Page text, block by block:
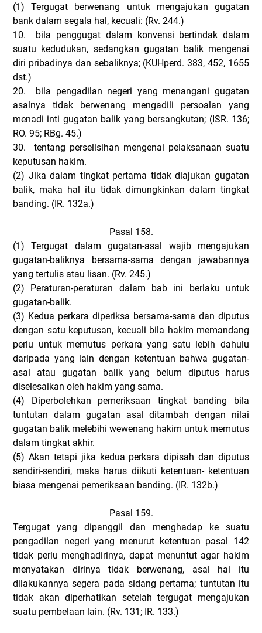
(1)
Tergugat berwenang untuk mengajukan gugatan
bank dalam segala hal, kecuali: (Rv. 244.)
10. bila penggugat dalam konvensi bertindak dalam
suatu kedudukan, sedangkan gugatan balik mengenai
diri pribadinya dan sebaliknya; (KUHperd. 383, 452, 1655
dst.)
20. bila pengadilan negeri yang menangani gugatan
asalnya tidak berwenang mengadili persoalan yang
menadi inti gugatan balik yang bersangkutan; (ISR. 136;
RO. 95; RBg. 45.)
30. tentang perselisihan mengenai pelaksanaan suatu
keputusan hakim.
(2) Jika dalam tingkat pertama tidak diajukan gugatan
balik, maka hal itu tidak dimungkinkan dalam tingkat
banding. (IR. 132a.)
Pasal 158.
(1)
Tergugat dalam gugatan-asal wajib mengajukan
gugatan-baliknya bersama-sama dengan jawabannya
yang tertulis atau lisan. (Rv. 245.)
(2)
Peraturan-peraturan dalam bab ini berlaku untuk
gugatan-balik.
(3) Kedua perkara diperiksa bersama-sama dan diputus
dengan satu keputusan, kecuali bila hakim memandang
perlu untuk memutus perkara yang satu lebih dahulu
daripada yang lain dengan ketentuan bahwa gugatan-
asal atau gugatan balik yang belum diputus harus
diselesaikan oleh hakim yang sama.
(4)
Diperbolehkan pemeriksaan tingkat banding bila
tuntutan dalam gugatan asal ditambah dengan nilai
gugatan balik melebihi wewenang hakim untuk memutus
dalam tingkat akhir.
(5) Akan tetapi jika kedua perkara dipisah dan diputus
sendiri-sendiri, maka harus diikuti ketentuan- ketentuan
biasa mengenai pemeriksaan banding. (IR. 132b.)
Pasal 159.
Tergugat yang dipanggil dan menghadap ke suatu
pengadilan negeri yang menurut ketentuan pasal 142
tidak perlu menghadirinya, dapat menuntut agar hakim
menyatakan dirinya tidak berwenang, asal hal itu
dilakukannya segera pada sidang pertama; tuntutan itu
tidak akan diperhatikan setelah tergugat mengajukan
suatu pembelaan lain. (Rv. 131; IR. 133.)